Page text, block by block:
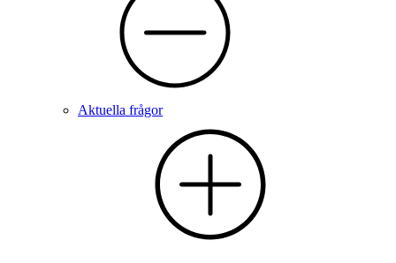
Aktuella frågor